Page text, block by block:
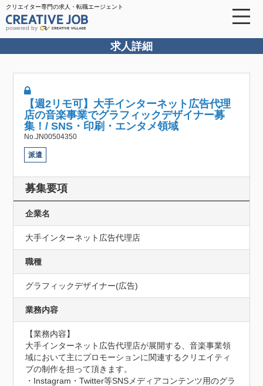
クリエイター専門の求人・転職エージェント
powered by
求人詳細
【週2リモ可】大手インターネット広告代理
店の音楽事業でグラフィックデザイナー募
集！/ SNS・印刷・エンタメ領域
No.JN00504350
派遣
募集要項
企業名
大手インターネット広告代理店
職種
グラフィックデザイナー(広告)
業務内容
【業務内容】
大手インターネット広告代理店が展開する、音楽事業領
域において主にプロモーションに関連するクリエイティ
ブの制作を担って頂きます。
・Instagram・Twitter等SNSメディアコンテンツ用のグラ